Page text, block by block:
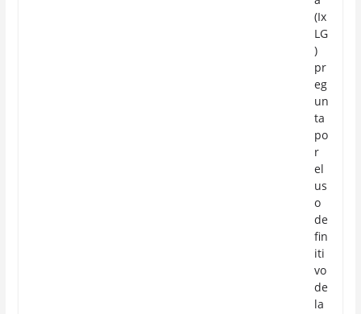
(Ix
LG
)
pr
eg
un
ta
po
r
el
us
o
de
fin
iti
vo
de
la